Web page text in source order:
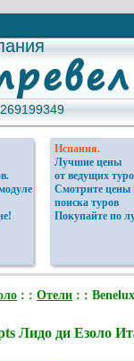
Испания.
Лучшие цены
от ведущих
Смотрите цены
поиска туров
Покупайте по
: : Отели : :
Лидо ди Езоло